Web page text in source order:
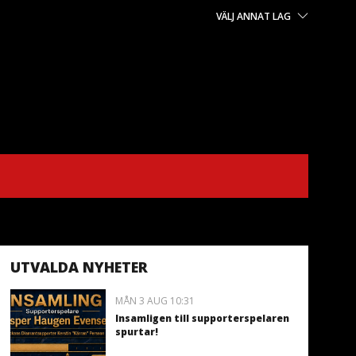
VÄLJ ANNAT LAG
UTVALDA NYHETER
MÅN 3 AUG 10:31
Insamligen till supporterspelaren
spurtar!